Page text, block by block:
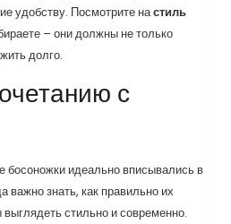
удобству. Посмотрите настиль
– они должны не только
долго.
с
босоножки идеально вписывались в
важно знать, как правильно их
стильно и современно.